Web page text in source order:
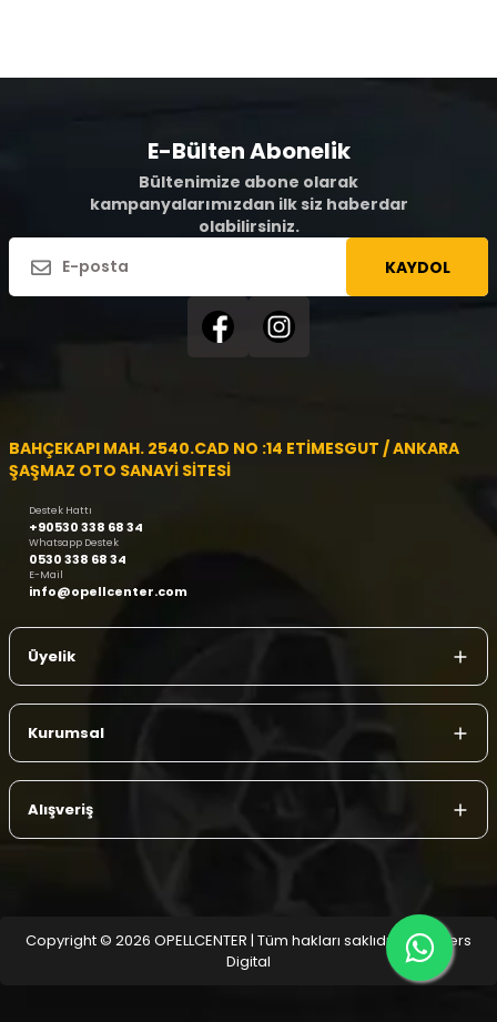
E-Bülten Abonelik
Bültenimize abone olarak
kampanyalarımızdan ilk siz haberdar
olabilirsiniz.
KAYDOL
BAHÇEKAPI MAH. 2540.CAD NO :14 ETİMESGUT / ANKARA
ŞAŞMAZ OTO SANAYİ SİTESİ
Destek Hattı
+90530 338 68 34
Whatsapp Destek
0530 338 68 34
E-Mail
info@opellcenter.com
Üyelik
Kurumsal
Alışveriş
Copyright © 2026 OPELLCENTER | Tüm hakları saklıdır.
| Reliefers
Digital